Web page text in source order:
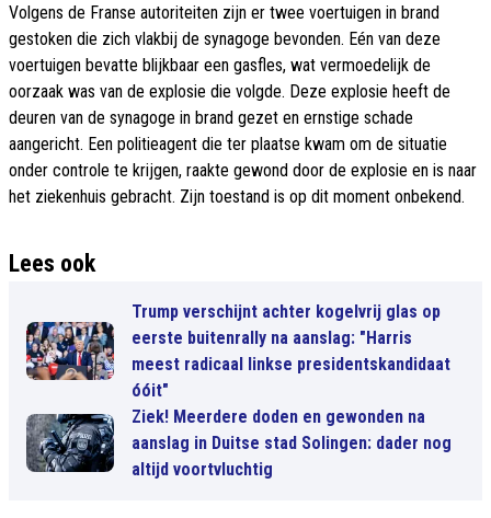
Volgens de Franse autoriteiten zijn er twee voertuigen in brand
gestoken die zich vlakbij de synagoge bevonden. Eén van deze
voertuigen bevatte blijkbaar een gasfles, wat vermoedelijk de
oorzaak was van de explosie die volgde. Deze explosie heeft de
deuren van de synagoge in brand gezet en ernstige schade
aangericht. Een politieagent die ter plaatse kwam om de situatie
onder controle te krijgen, raakte gewond door de explosie en is naar
het ziekenhuis gebracht. Zijn toestand is op dit moment onbekend.
Lees ook
Trump verschijnt achter kogelvrij glas op
eerste buitenrally na aanslag: "Harris
meest radicaal linkse presidentskandidaat
óóit"
Ziek! Meerdere doden en gewonden na
aanslag in Duitse stad Solingen: dader nog
altijd voortvluchtig